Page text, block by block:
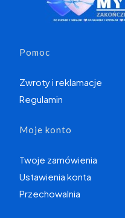
Linki w stopce
Pomoc
Zwroty i reklamacje
Regulamin
Moje konto
Twoje zamówienia
Ustawienia konta
Przechowalnia